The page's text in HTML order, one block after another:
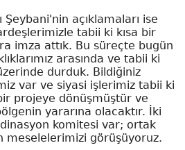
Şeybani'nin açıklamaları ise
tabii ki kısa bir
imza attık. Bu süreçte bugün
arasında ve tabii ki
durduk. Bildiğiniz
var ve siyasi işlerimiz tabii ki
projeye dönüşmüştür ve
yararına olacaktır. İki
komitesi var; ortak
meselelerimizi görüşüyoruz.